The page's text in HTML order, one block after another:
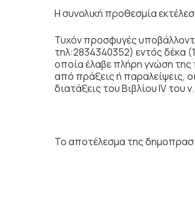
Η συνολική προθεσμία
Τυχόν προσφυγές
τηλ:2834340352) εντός δέκα
οποία έλαβε πλήρη γνώση
από πράξεις ή παραλείψεις,
διατάξεις του Βιβλίου IV
Το αποτέλεσμα της